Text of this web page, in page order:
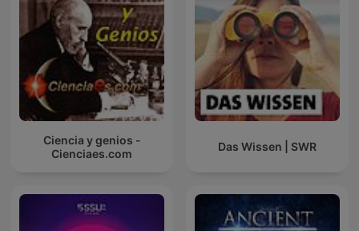
Ciencia y genios -
Cienciaes.com
Das Wissen | SWR